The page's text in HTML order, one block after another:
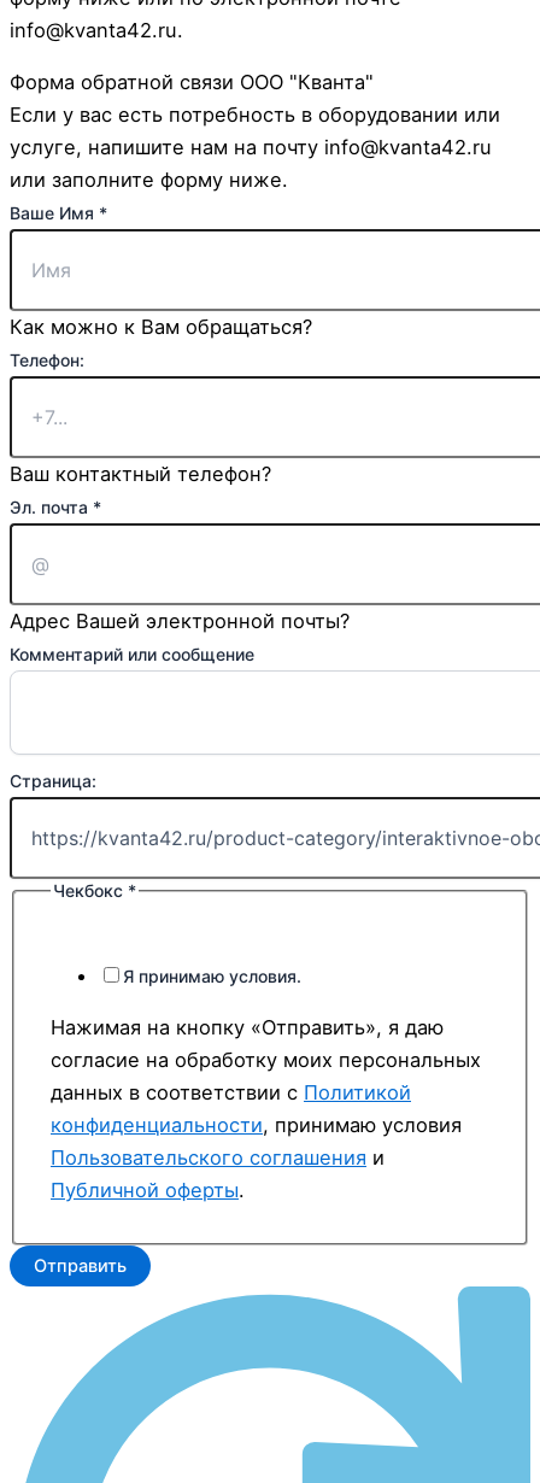
info@kvanta42.ru.
Форма обратной связи ООО "Кванта"
Если у вас есть потребность в оборудовании или
услуге, напишите нам на почту info@kvanta42.ru
или заполните форму ниже.
Ваше Имя *
Как можно к Вам обращаться?
Телефон:
Ваш контактный телефон?
Эл. почта *
Адрес Вашей электронной почты?
Комментарий или сообщение
Страница:
ВашеЧекбокс *
Я принимаю условия.
Нажимая на кнопку «Отправить», я даю
согласие на обработку моих персональных
данных в соответствии с Политикой
конфиденциальности, принимаю условия
Пользовательского соглашения и
Публичной оферты.
Отправить